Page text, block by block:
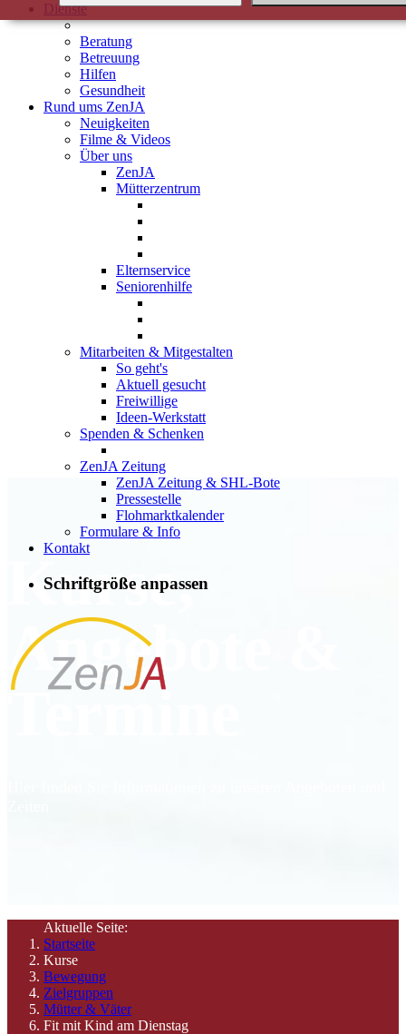
Dienste
Beratung
Betreuung
Hilfen
Gesundheit
Rund ums ZenJA
Neuigkeiten
Filme & Videos
Über uns
ZenJA
Mütterzentrum
Elternservice
Seniorenhilfe
Mitarbeiten & Mitgestalten
So geht's
Aktuell gesucht
Freiwillige
Ideen-Werkstatt
Spenden & Schenken
ZenJA Zeitung
ZenJA Zeitung & SHL-Bote
Pressestelle
Flohmarktkalender
Formulare & Info
Kontakt
Schriftgröße anpassen
Kurse,
Angebote &
Termine
Aktuelle Seite:
Startseite
Kurse
Bewegung
Zielgruppen
Mütter & Väter
Fit mit Kind am Dienstag